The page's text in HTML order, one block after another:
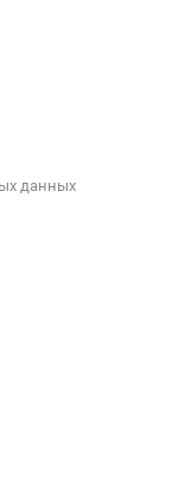
данных